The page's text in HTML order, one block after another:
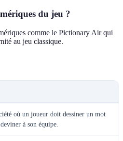
du jeu ?
comme le Pictionary Air qui
au jeu classique.
où un joueur doit dessiner un mot
à son équipe.